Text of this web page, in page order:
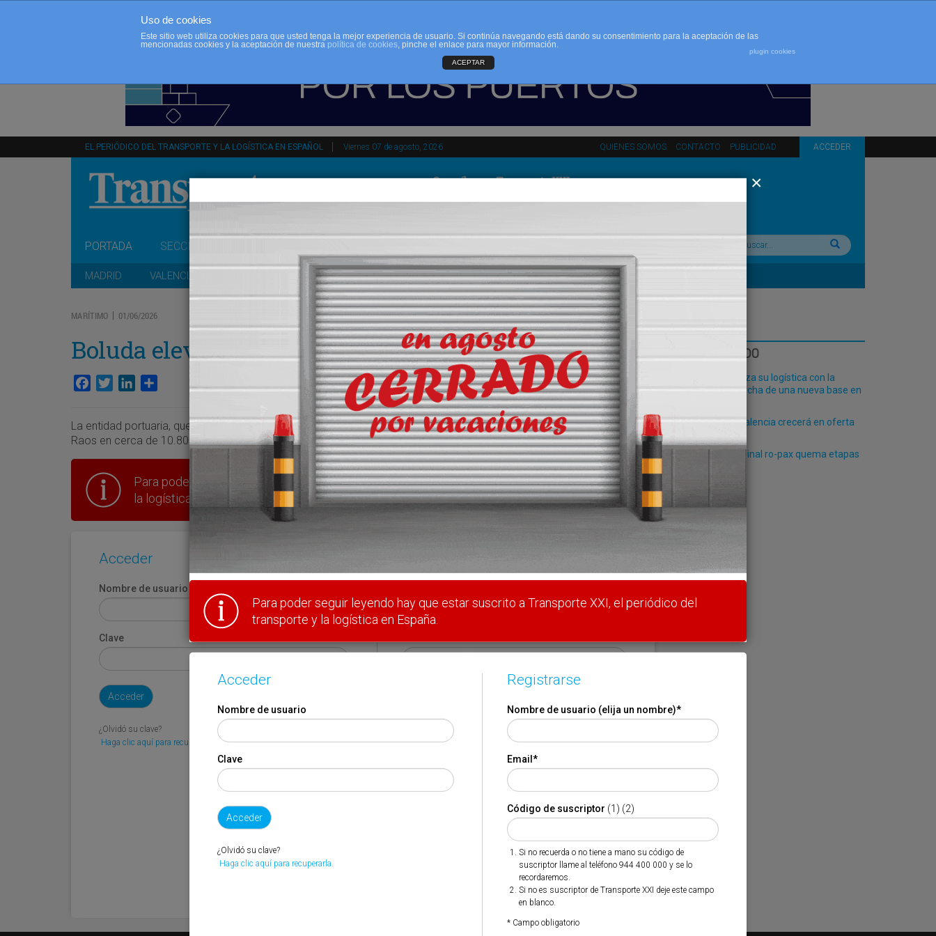
QUIENES SOMOS CONTACTO PUBLICIDAD ACCEDER
EL PERIÓDICO DEL TRANSPORTE Y LA LOGÍSTICA EN ESPAÑOL Viernes 07 de agosto, 2026
PORTADA SECCIONES
MADRID VALENCIA ANDALUCÍA PAÍS VASCO ESPAÑA INTERNACIONAL
MARÍTIMO 01/06/2026
Boluda eleva su huella en Santander
Facebook
TwitterLinkedIn
La entidad portuaria, que preside César Díaz Maza, tramita una solicitud de la terminalista para ampliar su concesión de
Raos en cerca de 10.800 m2.
Para poder seguir leyendo hay que estar suscrito a Transporte XXI, el periódico del transporte y
la logística en España.
Acceder
Nombre de usuario
Clave
¿Olvidó su clave?
Haga clic aquí para recuperarla.
(1) (2)
Si no recuerda o no tiene a mano su código de suscriptor
llame al teléfono 944 400 000 y se lo recordaremos.
Si no es suscriptor de Transporte XXI deje este campo en
Por favor indique que ha leído y está de acuerdo con las
LO MÁS LEÍDO
Fribasa refuerza su logística con la
puesta en marcha de una nueva base en
El Puerto de Valencia crecerá en oferta
La futura terminal ro-pax quema etapas
Uso de cookies
Este sitio web utiliza cookies para que usted tenga la mejor experiencia de usuario. Si continúa navegando está dando su consentimiento para la aceptación de las
mencionadas cookies y la aceptación de nuestra política de cookies, pinche el enlace para mayor información.
plugin cookies
ACEPTAR
Para poder seguir leyendo hay que estar suscrito a Transporte XXI, el periódico del
transporte y la logística en España.
Acceder
Nombre de usuario
Clave
¿Olvidó su clave?
Haga clic aquí para recuperarla.
Registrarse
Nombre de usuario (elija un nombre)*
Email *
Código de suscriptor (1) (2)
Si no recuerda o no tiene a mano su código de
suscriptor llame al teléfono 944 400 000 y se lo
recordaremos.
Si no es suscriptor de Transporte XXI deje este campo
en blanco.
* Campo obligatorio